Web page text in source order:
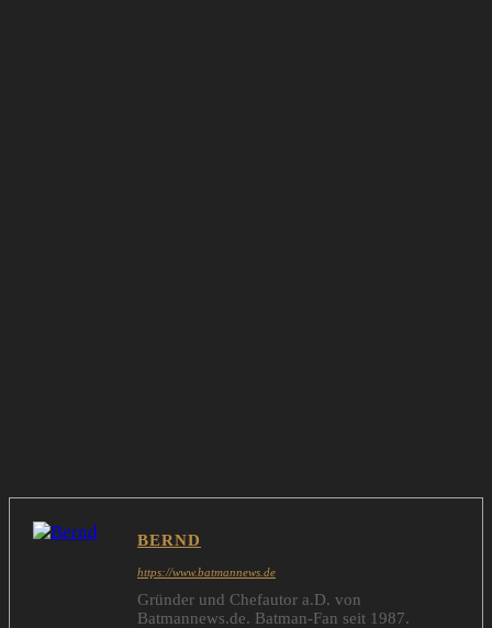
BERND
https://www.batmannews.de
Gründer und Chefautor a.D. von
Batmannews.de. Batman-Fan seit 1987.